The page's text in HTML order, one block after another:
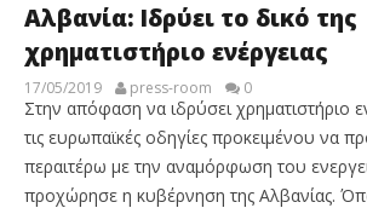
Αλβανία: Ιδρύει το δικό της
χρηματιστήριο ενέργειας
17/05/2019 press-room 0
Στην απόφαση να ιδρύσει χρηματιστήριο
τις ευρωπαϊκές οδηγίες προκειμένου να
περαιτέρω με την αναμόρφωση του
προχώρησε η κυβέρνηση της Αλβανίας.